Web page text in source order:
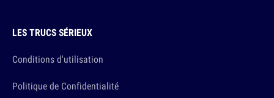
LES TRUCS SÉRIEUX
Conditions d'utilisation
Politique de Confidentialité